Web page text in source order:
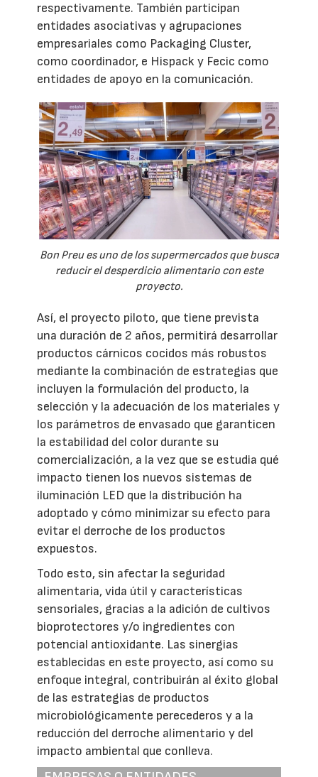
respectivamente. También participan
entidades asociativas y agrupaciones
empresariales como Packaging Cluster,
como coordinador, e Hispack y Fecic como
entidades de apoyo en la comunicación.
Bon Preu es uno de los supermercados que busca
reducir el desperdicio alimentario con este
proyecto.
Así, el proyecto piloto, que tiene prevista
una duración de 2 años, permitirá desarrollar
productos cárnicos cocidos más robustos
mediante la combinación de estrategias que
incluyen la formulación del producto, la
selección y la adecuación de los materiales y
los parámetros de envasado que garanticen
la estabilidad del color durante su
comercialización, a la vez que se estudia qué
impacto tienen los nuevos sistemas de
iluminación LED que la distribución ha
adoptado y cómo minimizar su efecto para
evitar el derroche de los productos
expuestos.
Todo esto, sin afectar la seguridad
alimentaria, vida útil y características
sensoriales, gracias a la adición de cultivos
bioprotectores y/o ingredientes con
potencial antioxidante. Las sinergias
establecidas en este proyecto, así como su
enfoque integral, contribuirán al éxito global
de las estrategias de productos
microbiológicamente perecederos y a la
reducción del derroche alimentario y del
impacto ambiental que conlleva.